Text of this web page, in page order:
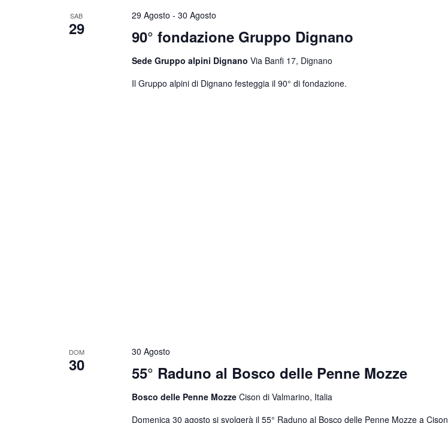
SAB
29 90° fondazione Gruppo Dignano
29 Agosto - 30 Agosto
Sede Gruppo alpini Dignano Via Banfi 17, Dignano
Il Gruppo alpini di Dignano festeggia il 90° di fondazione.
DOM
30 55° Raduno al Bosco delle Penne Mozze
30 Agosto
Bosco delle Penne Mozze Cison di Valmarino, Italia
Domenica 30 agosto si svolgerà il 55° Raduno al Bosco delle Penne Mozze a Cison